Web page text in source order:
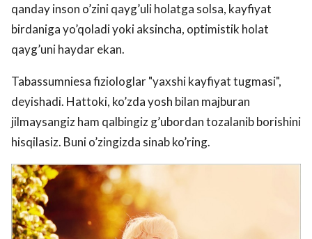
qanday inson o’zini qayg’uli holatga solsa, kayfiyat
birdaniga yo’qoladi yoki aksincha, optimistik holat
qayg’uni haydar ekan.
Tabassumniesa fiziologlar "yaxshi kayfiyat tugmasi",
deyishadi. Hattoki, ko’zda yosh bilan majburan
jilmaysangiz ham qalbingiz g’ubordan tozalanib borishini
hisqilasiz. Buni o’zingizda sinab ko’ring.